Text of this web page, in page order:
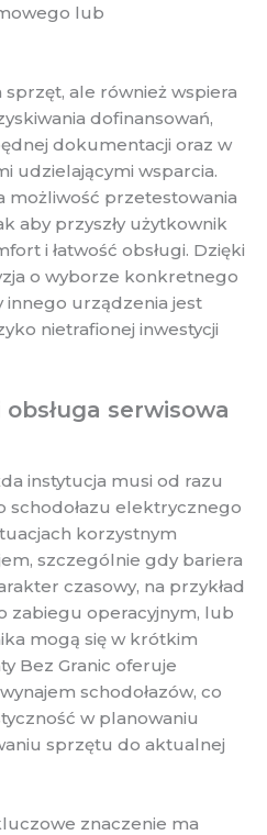
lub
ale również wspiera
dofinansowań,
dokumentacji oraz w
udzielającymi wsparcia.
możliwość przetestowania
aby przyszły użytkownik
i łatwość obsługi. Dzięki
o wyborze konkretnego
innego urządzenia jest
nietrafionej inwestycji
serwisowa
instytucja musi od razu
schodołazu elektrycznego
korzystnym
szczególnie gdy bariera
czasowy, na przykład
zabiegu operacyjnym, lub
mogą się w krótkim
Bez Granic oferuje
schodołazów, co
w planowaniu
sprzętu do aktualnej
znaczenie ma